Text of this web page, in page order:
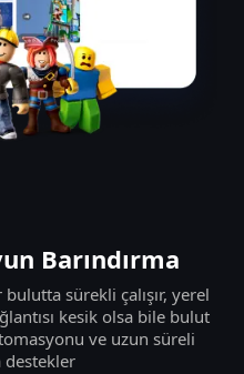
Barındırma
sürekli çalışır, yerel
kesik olsa bile bulut
ve uzun süreli
destekler